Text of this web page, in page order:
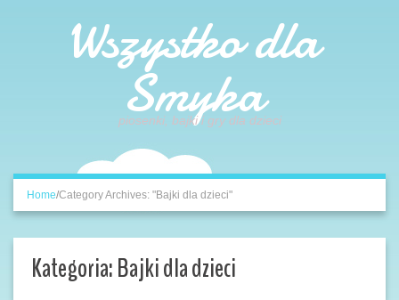
Wszystko dla
Smyka
piosenki, bajki i gry dla dzieci
Home/Category Archives: "Bajki dla dzieci"
Kategoria:Bajki dla dzieci